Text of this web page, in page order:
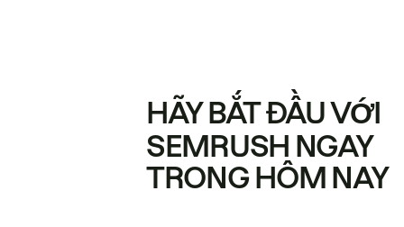
HÃY BẮT ĐẦU VỚI
SEMRUSH NGAY
TRONG HÔM NAY